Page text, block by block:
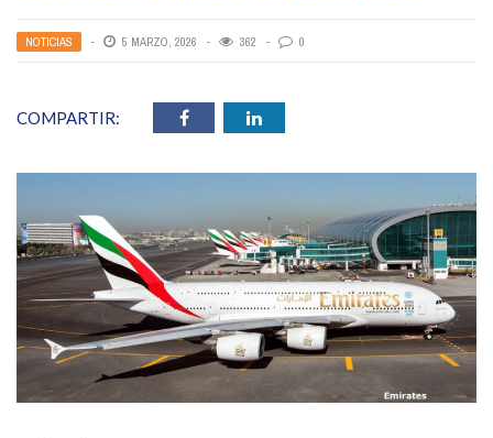
NOTICIAS 5 MARZO, 2026 362 0
COMPARTIR: